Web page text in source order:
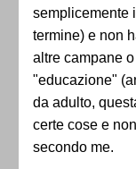
semplicemente
termine) e non
altre campane
"educazione"
da adulto,
certe cose e
secondo me.